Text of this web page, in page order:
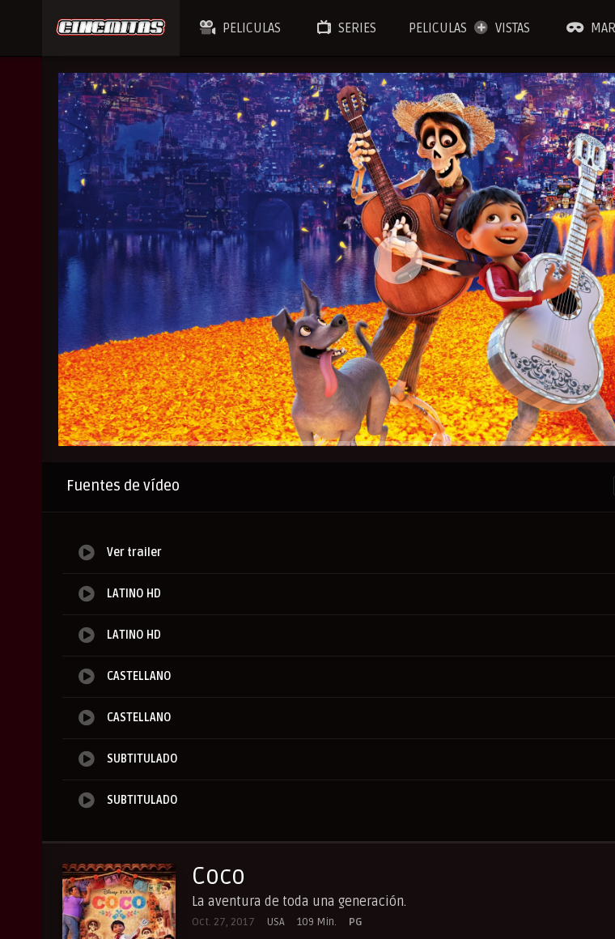
PELICULAS SERIES PELICULAS VISTAS
Fuentes de vídeo
Ver trailer
LATINO HD
LATINO HD
CASTELLANO
CASTELLANO
SUBTITULADO
SUBTITULADO
Coco
La aventura de toda una generación.
Oct. 27, 2017 USA 109 Min. PG